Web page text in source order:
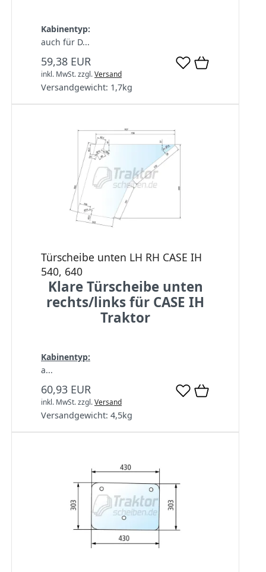
Kabinentyp:
auch für D...
59,38 EUR
inkl. MwSt.zzgl.Versand
Versandgewicht: 1,7kg
Türscheibe unten LH RH CASE IH
540, 640
Klare Türscheibe unten
rechts/links für CASE IH
Traktor
Kabinentyp:
a...
60,93 EUR
inkl. MwSt.zzgl.Versand
Versandgewicht: 4,5kg